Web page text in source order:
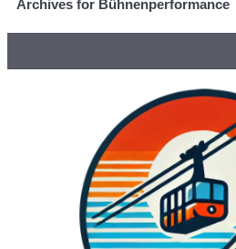
Archives for Bühnenperformance